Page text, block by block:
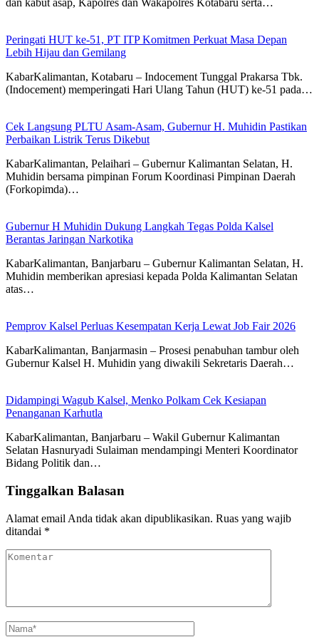
dan kabut asap, Kapolres dan Wakapolres Kotabaru serta…
Peringati HUT ke-51, PT ITP Komitmen Perkuat Masa Depan
Lebih Hijau dan Gemilang
KabarKalimantan, Kotabaru – Indocement Tunggal Prakarsa Tbk.
(Indocement) memperingati Hari Ulang Tahun (HUT) ke-51 pada…
Cek Langsung PLTU Asam-Asam, Gubernur H. Muhidin Pastikan
Perbaikan Listrik Terus Dikebut
KabarKalimantan, Pelaihari – Gubernur Kalimantan Selatan, H.
Muhidin bersama pimpinan Forum Koordinasi Pimpinan Daerah
(Forkopimda)…
Gubernur H Muhidin Dukung Langkah Tegas Polda Kalsel
Berantas Jaringan Narkotika
KabarKalimantan, Banjarbaru – Gubernur Kalimantan Selatan, H.
Muhidin memberikan apresiasi kepada Polda Kalimantan Selatan
atas…
Pemprov Kalsel Perluas Kesempatan Kerja Lewat Job Fair 2026
KabarKalimantan, Banjarmasin – Prosesi penabuhan tambur oleh
Gubernur Kalsel H. Muhidin yang diwakili Sekretaris Daerah…
Didampingi Wagub Kalsel, Menko Polkam Cek Kesiapan
Penanganan Karhutla
KabarKalimantan, Banjarbaru – Wakil Gubernur Kalimantan
Selatan Hasnuryadi Sulaiman mendampingi Menteri Koordinator
Bidang Politik dan…
Tinggalkan Balasan
Alamat email Anda tidak akan dipublikasikan. Ruas yang wajib
ditandai *